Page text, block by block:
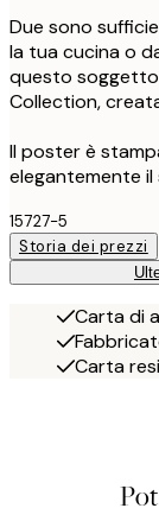
Due sono
la tua cucina o
questo
Collection,
Il poster è
elegantemente
15727-5
Storia dei prezzi
Carta di
Carta